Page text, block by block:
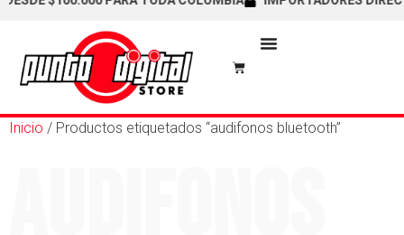
Inicio / Productos etiquetados “audifonos bluetooth”